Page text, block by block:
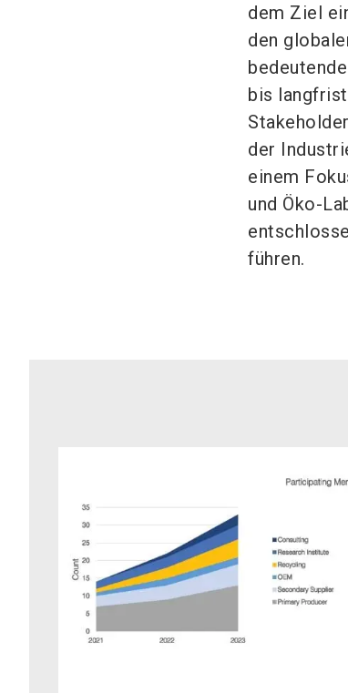
dem Ziel
den
bis
der
einem
und Öko-
führen.